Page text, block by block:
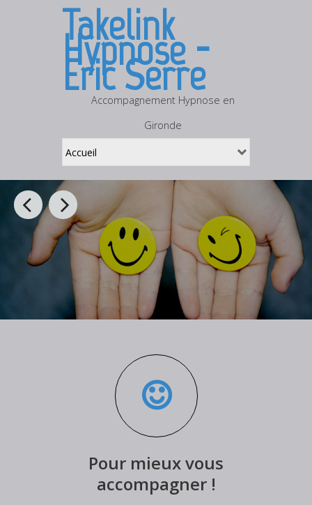
Takelink
Hypnose -
Eric Serre
Accompagnement Hypnose en
Gironde
Pour mieux vous
accompagner !